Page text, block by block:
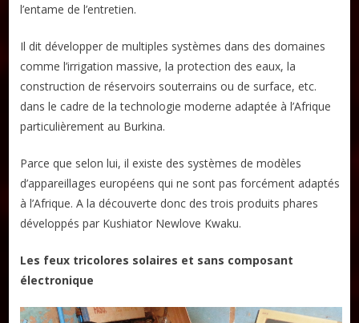
l’entame de l’entretien.
Il dit développer de multiples systèmes dans des domaines
comme l’irrigation massive, la protection des eaux, la
construction de réservoirs souterrains ou de surface, etc.
dans le cadre de la technologie moderne adaptée à l’Afrique
particulièrement au Burkina.
Parce que selon lui, il existe des systèmes de modèles
d’appareillages européens qui ne sont pas forcément adaptés
à l’Afrique. A la découverte donc des trois produits phares
développés par Kushiator Newlove Kwaku.
Les feux tricolores solaires et sans composant
électronique